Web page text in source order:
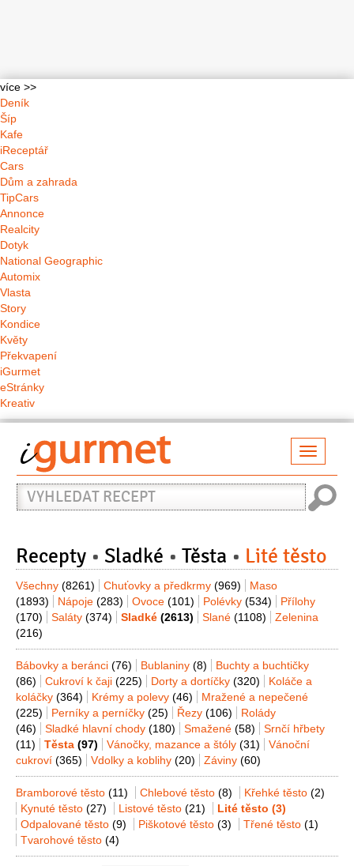
více >>
Deník
Šíp
Kafe
iReceptář
Cars
Dům a zahrada
TipCars
Annonce
Realcity
Dotyk
National Geographic
Automix
Vlasta
Story
Kondice
Květy
Překvapení
iGurmet
eStránky
Kreativ
Vyhledat
recept
Recepty Sladké Těsta Lité těsto
Všechny (8261) Chuťovky a předkrmy (969)
Maso
(1893)
Nápoje (283) Ovoce (101) Polévky (534)
Přílohy
(170)
Saláty (374) Sladké (2613) Slané (1108)
Zelenina
(216)
Bábovky a beránci (76) Bublaniny (8)
Buchty a buchtičky
(86)
Cukroví k čaji (225) Dorty a dortíčky (320)
Koláče a
koláčky (364) Krémy a polevy (46)
Mražené a nepečené
(225)
Perníky a perníčky (25) Řezy (106)
Rolády
(46)
Sladké hlavní chody (180) Smažené (58)
Srnčí hřbety
(11)
Těsta (97) Vánočky, mazance a štóly (31)
Vánoční
cukroví (365) Vdolky a koblihy (20) Záviny (60)
Bramborové těsto (11) Chlebové těsto (8) Křehké těsto (2)
Kynuté těsto (27) Listové těsto (21) Lité těsto (3)
Odpalované těsto (9) Piškotové těsto (3) Třené těsto (1)
Tvarohové těsto (4)